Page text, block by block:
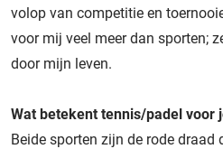
volop van competitie en
voor mij veel meer dan sporten;
door mijn leven.
Wat betekent tennis/padel voor
Beide sporten zijn de rode